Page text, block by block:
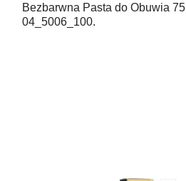
Bezbarwna Pasta do Obuwia
04_5006_100.